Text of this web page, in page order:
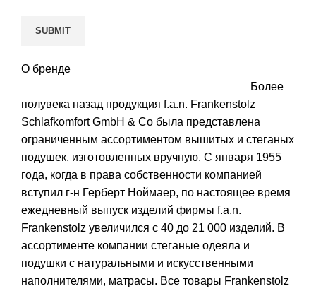
О бренде
Более
полувека назад продукция f.a.n. Frankenstolz
Schlafkomfort GmbH & Co была представлена
ограниченным ассортиментом вышитых и стеганых
подушек, изготовленных вручную. С января 1955
года, когда в права собственности компанией
вступил г-н Герберт Ноймаер, по настоящее время
ежедневный выпуск изделий фирмы f.a.n.
Frankenstolz увеличился с 40 до 21 000 изделий. В
ассортименте компании стеганые одеяла и
подушки с натуральными и искусственными
наполнителями, матрасы. Все товары Frankenstolz